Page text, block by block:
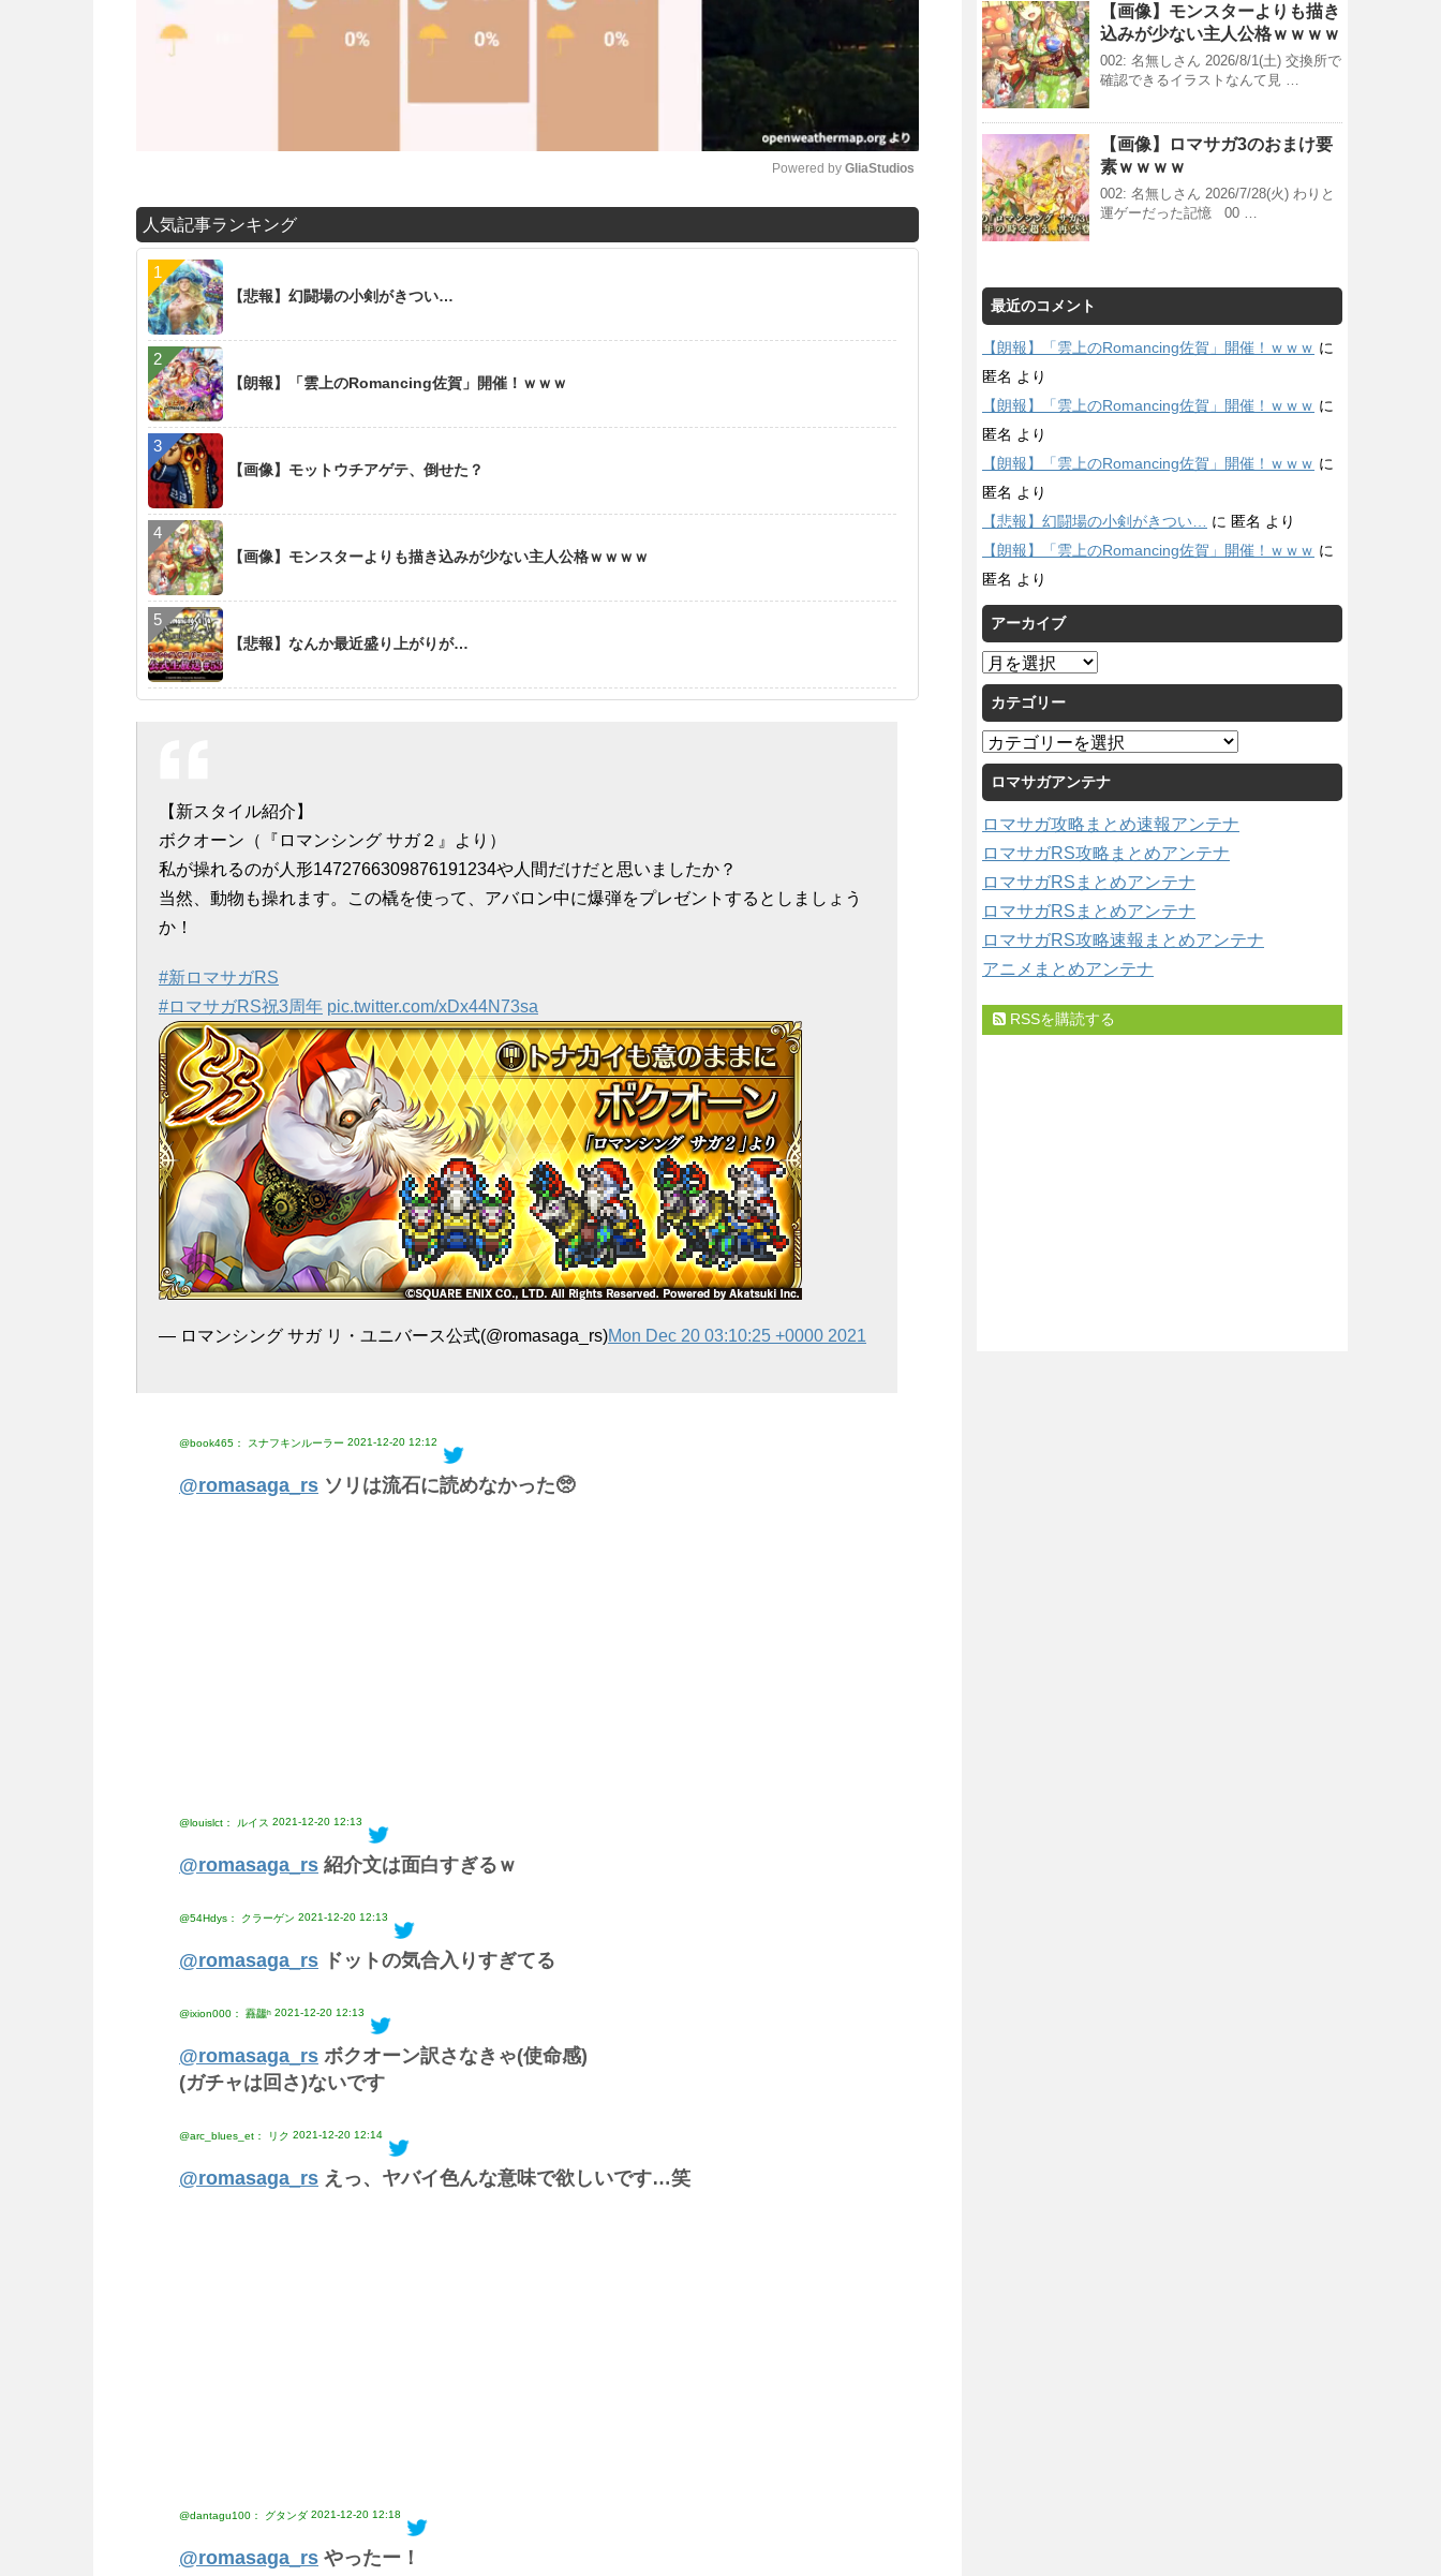
Powered by GliaStudios
人気記事ランキング
【悲報】幻闘場の小剣がきつい…
【朗報】「雲上のRomancing佐賀」開催！ｗｗｗ
【画像】モットウチアゲテ、倒せた？
【画像】モンスターよりも描き込みが少ない主人公格ｗｗｗｗ
【悲報】なんか最近盛り上がりが…
【新スタイル紹介】
ボクオーン（『ロマンシング サガ２』より）
私が操れるのが人形1472766309876191234や人間だけだと思いましたか？
当然、動物も操れます。この橇を使って、アバロン中に爆弾をプレゼントするとしましょう
か！
#新ロマサガRS
#ロマサガRS祝3周年 pic.twitter.com/xDx44N73sa
— ロマンシング サガ リ・ユニバース公式(@romasaga_rs)Mon Dec 20 03:10:25 +0000 2021
@book465： スナフキンルーラー 2021-12-20 12:12
@romasaga_rs ソリは流石に読めなかった🥺
@louislct： ルイス 2021-12-20 12:13
@romasaga_rs 紹介文は面白すぎるｗ
@54Hdys： クラーゲン 2021-12-20 12:13
@romasaga_rs ドットの気合入りすぎてる
@ixion000： 䨺龘ʰ 2021-12-20 12:13
@romasaga_rs ボクオーン訳さなきゃ(使命感)
(ガチャは回さ)ないです
@arc_blues_et： リク 2021-12-20 12:14
@romasaga_rs えっ、ヤバイ色んな意味で欲しいです…笑
@dantagu100： グタンダ 2021-12-20 12:18
@romasaga_rs やったー！
【画像】モンスターよりも描き
込みが少ない主人公格ｗｗｗｗ
002: 名無しさん 2026/8/1(土) 交換所で
確認できるイラストなんて見 …
【画像】ロマサガ3のおまけ要
素ｗｗｗｗ
002: 名無しさん 2026/7/28(火) わりと
運ゲーだった記憶 00 …
最近のコメント
【朗報】「雲上のRomancing佐賀」開催！ｗｗｗ に
匿名 より
【朗報】「雲上のRomancing佐賀」開催！ｗｗｗ に
匿名 より
【朗報】「雲上のRomancing佐賀」開催！ｗｗｗ に
匿名 より
【悲報】幻闘場の小剣がきつい…
に 匿名 より
【朗報】「雲上のRomancing佐賀」開催！ｗｗｗ に
匿名 より
アーカイブ
ア
ー
カ
イ
ブ
カテゴリー
カ
テ
ゴ
リ
ー
ロマサガアンテナ
ロマサガ攻略まとめ速報アンテナ
ロマサガRS攻略まとめアンテナ
ロマサガRSまとめアンテナ
ロマサガRSまとめアンテナ
ロマサガRS攻略速報まとめアンテナ
アニメまとめアンテナ
RSSを購読する